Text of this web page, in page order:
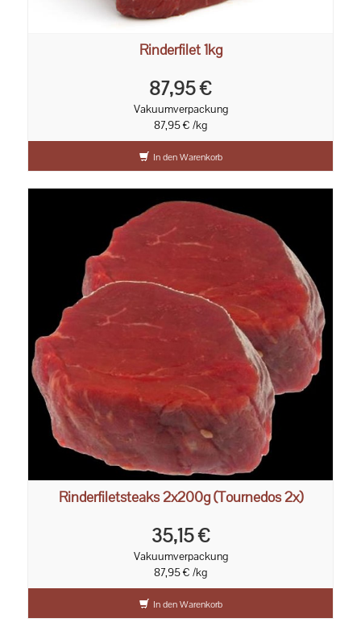
Rinderfilet 1kg
87,95 €
Vakuumverpackung
87,95 € /kg
In den Warenkorb
Rinderfiletsteaks 2x200g (Tournedos 2x)
35,15 €
Vakuumverpackung
87,95 € /kg
In den Warenkorb